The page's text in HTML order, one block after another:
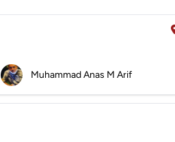
Muhammad Anas M Arif